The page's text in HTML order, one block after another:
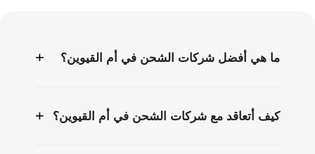
ما هي أفضل شركات الشحن في أم القيوين؟ +
كيف أتعاقد مع شركات الشحن في أم القيوين؟ +